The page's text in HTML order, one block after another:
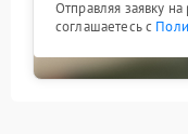
Отправляя заявку
соглашаетесь с